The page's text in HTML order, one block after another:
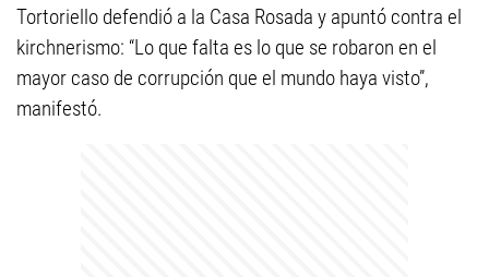
Tortoriello defendió a la Casa Rosada y apuntó contra el
kirchnerismo: “Lo que falta es lo que se robaron en el
mayor caso de corrupción que el mundo haya visto”,
manifestó.